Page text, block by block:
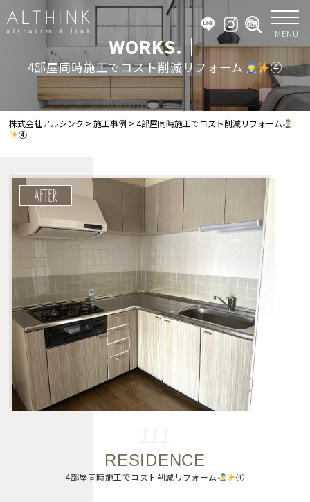
MENU
WORKS.｜
4部屋同時施工でコスト削減リフォーム ④
株式会社アルシンク >施工事例 >4部屋同時施工でコスト削減リフォーム
④
RESIDENCE
4部屋同時施工でコスト削減リフォーム ④